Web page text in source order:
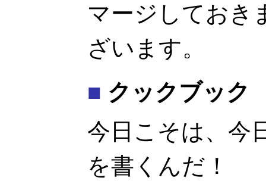
マージしておき
ざいます。
■ クックブック
今日こそは、今
を書くんだ！